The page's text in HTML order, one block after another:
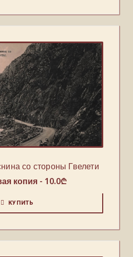
со стороны Гвелети
копия - 10.0₾
КУПИТЬ